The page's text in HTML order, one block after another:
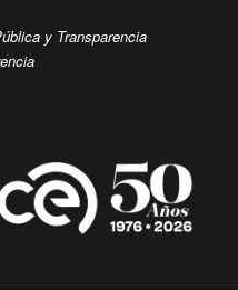
y Transparencia